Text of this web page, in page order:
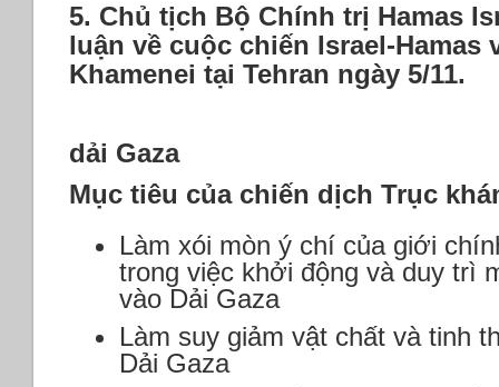
5. Chủ tịch Bộ Chính trị Hamas
luận về cuộc chiến Israel-
Khamenei tại Tehran ngày 5/11.
dải Gaza
Mục tiêu của chiến dịch Trục
Làm xói mòn ý chí của giới
trong việc khởi động và duy trì
vào Dải Gaza
Làm suy giảm vật chất và tinh
Dải Gaza